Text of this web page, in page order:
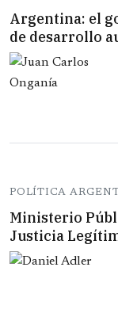
Argentina: el
de desarrollo
POLÍTICA
Ministerio
Justicia